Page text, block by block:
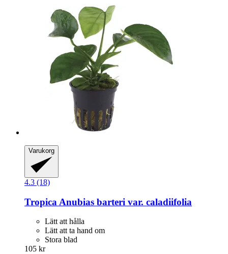
Varukorg
4.3 (18)
Tropica Anubias barteri var. caladiifolia
Lätt att hålla
Lätt att ta hand om
Stora blad
105 kr